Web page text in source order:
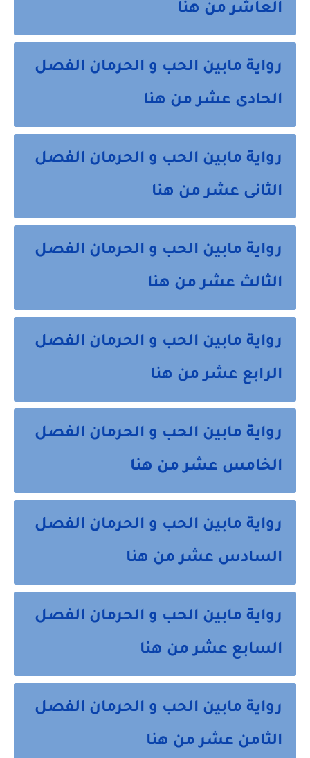
العاشر من هنا
رواية مابين الحب و الحرمان الفصل
الحادى عشر من هنا
رواية مابين الحب و الحرمان الفصل
الثانى عشر من هنا
رواية مابين الحب و الحرمان الفصل
الثالث عشر من هنا
رواية مابين الحب و الحرمان الفصل
الرابع عشر من هنا
رواية مابين الحب و الحرمان الفصل
الخامس عشر من هنا
رواية مابين الحب و الحرمان الفصل
السادس عشر من هنا
رواية مابين الحب و الحرمان الفصل
السابع عشر من هنا
رواية مابين الحب و الحرمان الفصل
الثامن عشر من هنا